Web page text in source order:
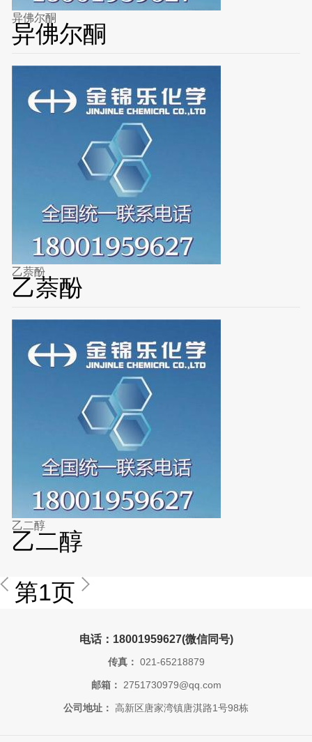
异佛尔酮
异佛尔酮
乙萘酚
乙萘酚
乙二醇
乙二醇
第1页
电话：18001959627(微信同号)
传真： 021-65218879
邮箱： 2751730979@qq.com
公司地址： 高新区唐家湾镇唐淇路1号98栋